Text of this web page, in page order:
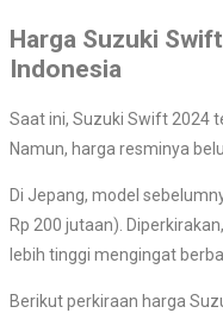
Harga Suzuki
Indonesia
Saat ini, Suzuki Swift 2024
Namun, harga resminya
Di Jepang, model
Rp 200 jutaan).
lebih tinggi mengingat
Berikut perkiraan harga